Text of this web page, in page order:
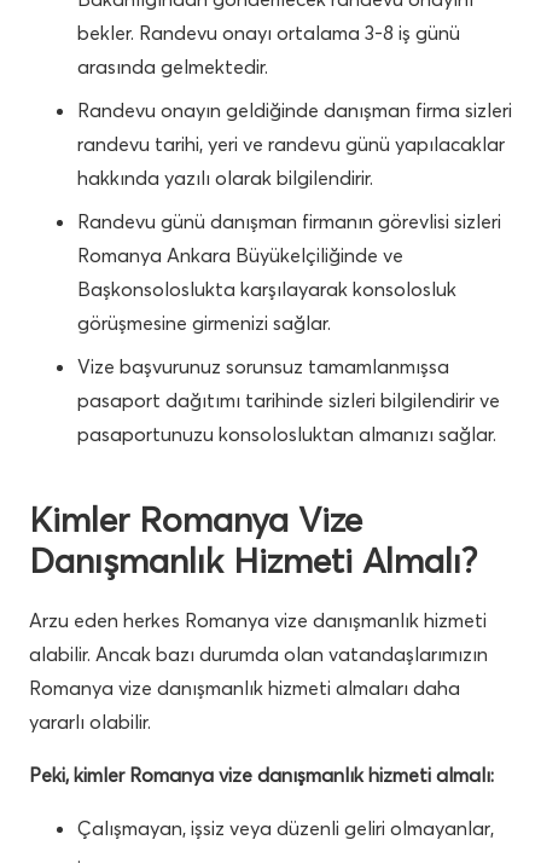
bekler. Randevu onayı ortalama 3-8 iş günü
arasında gelmektedir.
Randevu onayın geldiğinde danışman firma sizleri
randevu tarihi, yeri ve randevu günü yapılacaklar
hakkında yazılı olarak bilgilendirir.
Randevu günü danışman firmanın görevlisi sizleri
Romanya Ankara Büyükelçiliğinde ve
Başkonsoloslukta karşılayarak konsolosluk
görüşmesine girmenizi sağlar.
Vize başvurunuz sorunsuz tamamlanmışsa
pasaport dağıtımı tarihinde sizleri bilgilendirir ve
pasaportunuzu konsolosluktan almanızı sağlar.
Kimler Romanya Vize
Danışmanlık Hizmeti Almalı?
Arzu eden herkes Romanya vize danışmanlık hizmeti
alabilir. Ancak bazı durumda olan vatandaşlarımızın
Romanya vize danışmanlık hizmeti almaları daha
yararlı olabilir.
Peki, kimler Romanya vize danışmanlık hizmeti almalı:
Çalışmayan, işsiz veya düzenli geliri olmayanlar,